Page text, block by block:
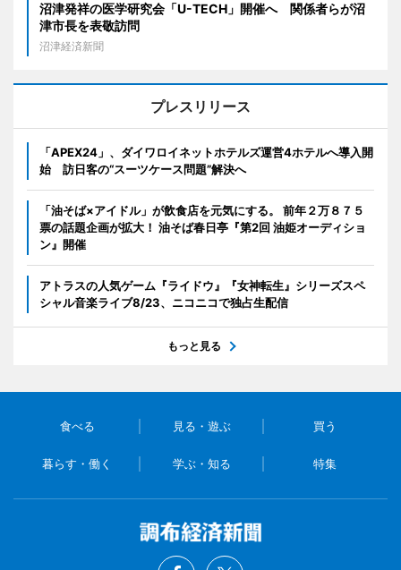
沼津発祥の医学研究会「U-TECH」開催へ 関係者らが沼
津市長を表敬訪問
沼津経済新聞
プレスリリース
「APEX24」、ダイワロイネットホテルズ運営4ホテルへ導入開
始 訪日客の“スーツケース問題”解決へ
「油そば×アイドル」が飲食店を元気にする。 前年２万８７５
票の話題企画が拡大！ 油そば春日亭『第2回 油姫オーディショ
ン』開催
アトラスの人気ゲーム『ライドウ』『女神転生』シリーズスペ
シャル音楽ライブ8/23、ニコニコで独占生配信
もっと見る
食べる 見る・遊ぶ 買う
暮らす・働く 学ぶ・知る 特集